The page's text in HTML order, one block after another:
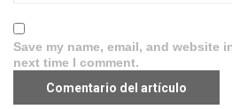
Save my name, email, and website
next time I comment.